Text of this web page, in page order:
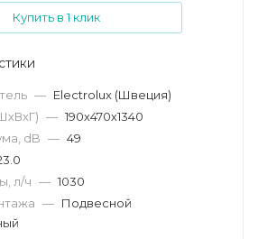
Купить в 1 клик
— Electrolux (Швеция)
— 190х470х1340
dB — 49
л/ч — 1030
— Подвесной